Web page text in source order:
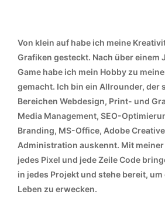
Von klein auf habe ich meine
Grafiken gesteckt. Nach über einem
Game habe ich mein Hobby zu
gemacht. Ich bin ein Allrounder, der
Bereichen Webdesign, Print- und
Media Management, SEO-
Branding, MS-Office, Adobe
Administration auskennt. Mit
jedes Pixel und jede Zeile Code
in jedes Projekt und stehe bereit,
Leben zu erwecken.